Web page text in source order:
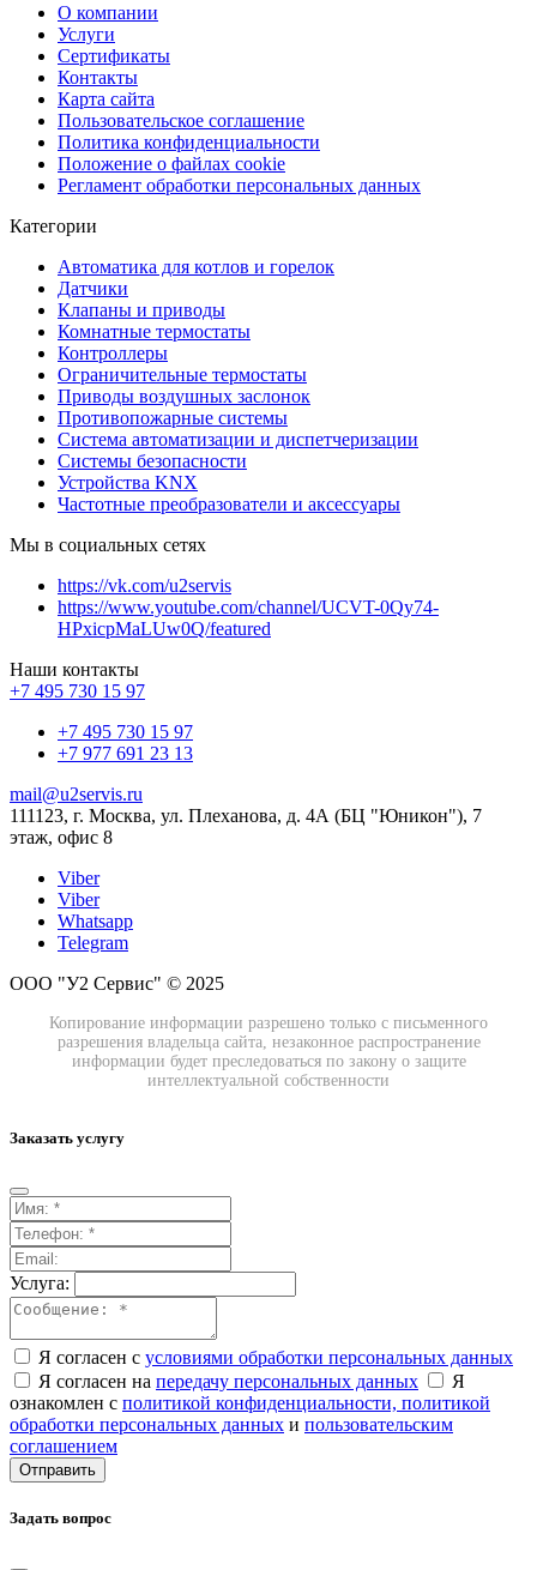
О компании
Услуги
Сертификаты
Контакты
Карта сайта
Пользовательское соглашение
Политика конфиденциальности
Положение о файлах cookie
Регламент обработки персональных данных
Категории
Автоматика для котлов и горелок
Датчики
Клапаны и приводы
Комнатные термостаты
Контроллеры
Ограничительные термостаты
Приводы воздушных заслонок
Противопожарные системы
Система автоматизации и диспетчеризации
Системы безопасности
Устройства KNX
Частотные преобразователи и аксессуары
Мы в социальных сетях
https://vk.com/u2servis
https://www.youtube.com/channel/UCVT-0Qy74-
HPxicpMaLUw0Q/featured
Наши контакты
+7 495 730 15 97
+7 495 730 15 97
+7 977 691 23 13
mail@u2servis.ru
111123, г. Москва, ул. Плеханова, д. 4А (БЦ "Юникон"), 7
этаж, офис 8
Viber
Viber
Whatsapp
Telegram
ООО "У2 Сервис" © 2025
Копирование информации разрешено только с письменного
разрешения владельца сайта, незаконное распространение
информации будет преследоваться по закону о защите
интеллектуальной собственности
Заказать услугу
Услуга:
Я согласен с условиями обработки персональных данных
Я согласен на передачу персональных данных
Я
ознакомлен с политикой конфиденциальности, политикой
обработки персональных данных и пользовательским
соглашением
Отправить
Задать вопрос